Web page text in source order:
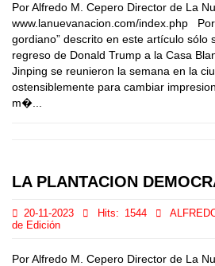
Por Alfredo M. Cepero Director de La
www.lanuevanacion.com/index.php
gordiano” descrito en este artículo sólo
regreso de Donald Trump a la Casa
Jinping se reunieron la semana en la
ostensiblemente para cambiar
m�...
LA PLANTACION
20-11-2023 Hits: 1544
de Edición
Por Alfredo M. Cepero Director de La